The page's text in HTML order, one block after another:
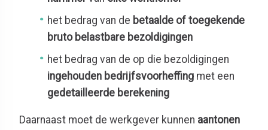
het bedrag van de betaalde of toegekende
bruto belastbare bezoldigingen
het bedrag van de op die bezoldigingen
ingehouden bedrijfsvoorheffing met een
gedetailleerde berekening
Daarnaast moet de werkgever kunnen aantonen